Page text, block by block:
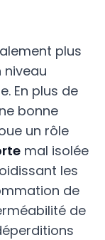
plus
En plus de
bonne
un rôle
mal isolée
les
de
de